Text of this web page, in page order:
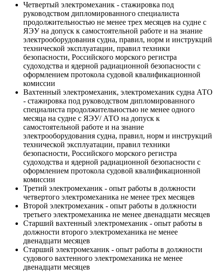
Четвертый электромеханик - стажировка под
руководством дипломированного специалиста
продолжительностью не менее трех месяцев на судне с
ЯЭУ на допуск к самостоятельной работе и на знание
электрооборудования судна, правил, норм и инструкций
технической эксплуатации, правил техники
безопасности, Российского морского регистра
судоходства и ядерной радиационной безопасности с
оформлением протокола судовой квалификационной
комиссии
Вахтенный электромеханик, электромеханик судна АТО
- стажировка под руководством дипломированного
специалиста продолжительностью не менее одного
месяца на судне с ЯЭУ/ АТО на допуск к
самостоятельной работе и на знание
электрооборудования судна, правил, норм и инструкций
технической эксплуатации, правил техники
безопасности, Российского морского регистра
судоходства и ядерной радиационной безопасности с
оформлением протокола судовой квалификационной
комиссии
Третий электромеханик - опыт работы в должности
четвертого электромеханика не менее трех месяцев
Второй электромеханик - опыт работы в должности
третьего электромеханика не менее двенадцати месяцев
Старший вахтенный электромеханик - опыт работы в
должности второго электромеханика не менее
двенадцати месяцев
Старший электромеханик - опыт работы в должности
судового вахтенного электромеханика не менее
двенадцати месяцев